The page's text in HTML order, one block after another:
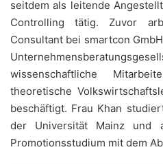
seitdem als leitende
Controlling tätig. Zuvor
Consultant bei smartcon
wissenschaftliche
theoretische
beschäftigt. Frau Khan
der Universität Mainz und
Promotionsstudium mit dem